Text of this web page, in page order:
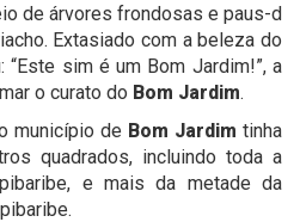
de árvores frondosas e paus-d
Extasiado com a beleza do
“Este sim é um Bom Jardim!”, a
o curato do Bom Jardim.
município de Bom Jardim tinha
quadrados, incluindo toda a
e mais da metade da